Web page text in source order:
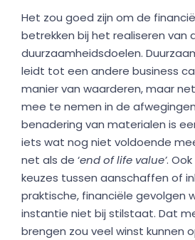
Het zou goed zijn om de
betrekken bij het realiseren van
duurzaamheidsdoelen.
leidt tot een andere business
manier van waarderen, maar
mee te nemen in de
benadering van materialen is
iets wat nog niet voldoende
net als de ‘end of life value’.
keuzes tussen aanschaffen of
praktische, financiële gevolgen
instantie niet bij stilstaat. Dat
brengen zou veel winst kunnen